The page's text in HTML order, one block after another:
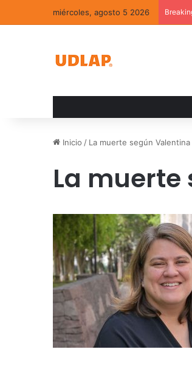
miércoles, agosto 5 2026
Inicio / La muerte según Valentina
La